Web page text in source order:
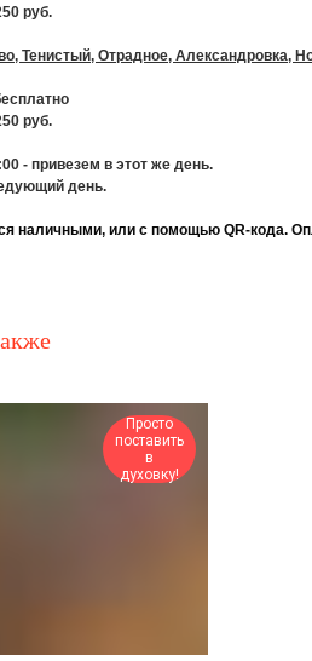
руб.
Тенистый, Отрадное, Александровка,
руб.
- привезем в этот же день.
день.
наличными, или с помощью QR-кода.
Просто
поставить
в
духовку!